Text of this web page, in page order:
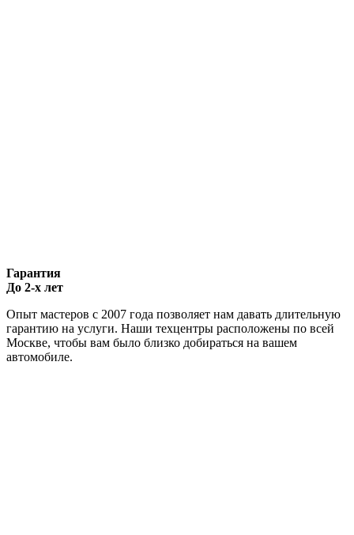
Гарантия
До 2-х лет
Опыт мастеров с 2007 года позволяет нам давать длительную
гарантию на услуги. Наши техцентры расположены по всей
Москве, чтобы вам было близко добираться на вашем
автомобиле.